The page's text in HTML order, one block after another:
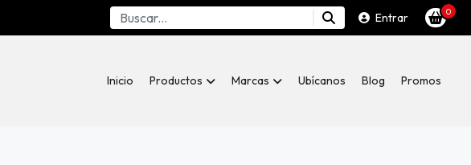
Entrar 0
Inicio Productos Marcas Ubícanos Blog Promos